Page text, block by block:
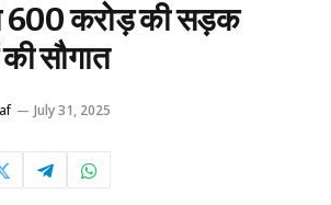
600 करोड़ की सड़क
सौगात
July 31, 2025